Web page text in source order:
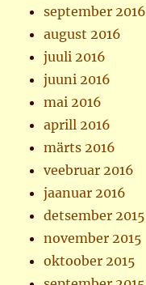
september 2016
august 2016
juuli 2016
juuni 2016
mai 2016
aprill 2016
märts 2016
veebruar 2016
jaanuar 2016
detsember 2015
november 2015
oktoober 2015